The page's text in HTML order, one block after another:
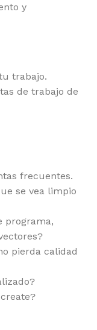
y
trabajo.
de trabajo de
frecuentes.
se vea limpio
programa,
pierda calidad